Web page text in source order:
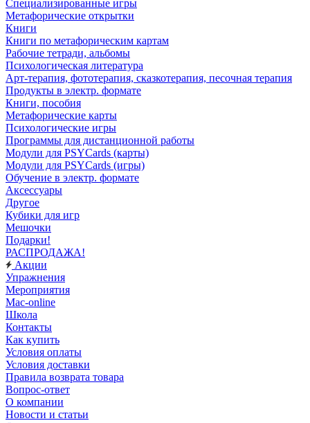
Специализированные игры
Метафорические открытки
Книги
Книги по метафорическим картам
Рабочие тетради, альбомы
Психологическая литература
Арт-терапия, фототерапия, сказкотерапия, песочная терапия
Продукты в электр. формате
Книги, пособия
Метафорические карты
Психологические игры
Программы для дистанционной работы
Модули для PSYCards (карты)
Модули для PSYCards (игры)
Обучение в электр. формате
Аксессуары
Другое
Кубики для игр
Мешочки
Подарки!
РАСПРОДАЖА!
Акции
Упражнения
Мероприятия
Mac-online
Школа
Контакты
Как купить
Условия оплаты
Условия доставки
Правила возврата товара
Вопрос-ответ
О компании
Новости и статьи